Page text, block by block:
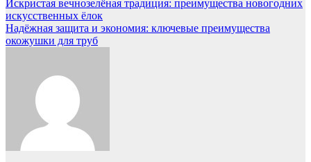
Искристая вечнозелёная традиция: преимущества новогодних
искусственных ёлок
Надёжная защита и экономия: ключевые преимущества
окожушки для труб